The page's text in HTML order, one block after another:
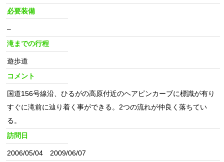
必要装備
–
滝までの行程
遊歩道
コメント
国道156号線沿、ひるがの高原付近のヘアピンカーブに標識が有り
すぐに滝前に辿り着く事ができる。2つの流れが仲良く落ちてい
る。
訪問日
2006/05/04 2009/06/07